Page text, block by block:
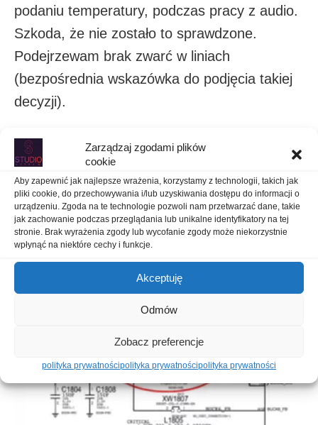
Zarządzaj zgodami plików
cookie
Aby zapewnić jak najlepsze wrażenia, korzystamy z technologii, takich jak
pliki cookie, do przechowywania i/lub uzyskiwania dostępu do informacji o
urządzeniu. Zgoda na te technologie pozwoli nam przetwarzać dane, takie
jak zachowanie podczas przeglądania lub unikalne identyfikatory na tej
stronie. Brak wyrażenia zgody lub wycofanie zgody może niekorzystnie
wpłynąć na niektóre cechy i funkcje.
Akceptuję
Odmów
Zobacz preferencje
polityka prywatnościpolityka prywatnościpolityka prywatności
podaniu temperatury, podczas pracy z audio.
Szkoda, że nie zostało to sprawdzone.
Podejrzewam brak zwarć w liniach
(bezpośrednia wskazówka do podjęcia takiej
decyzji).
iPhone 7 nie uruchamia się – intel iPhone 7 nie uruchamia się – Qualcom